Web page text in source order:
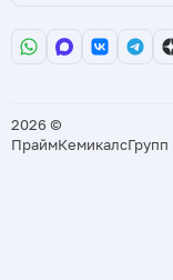
2026 ©
ПраймКемикалсГрупп